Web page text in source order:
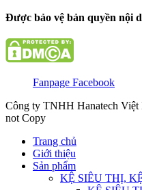
Được bảo vệ bản quyền nội
Fanpage Facebook
Công ty TNHH Hanatech
not Copy
Trang chủ
Giới thiệu
Sản phẩm
KỆ SIÊU THỊ,